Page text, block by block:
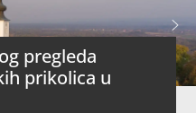
pregleda
prikolica u